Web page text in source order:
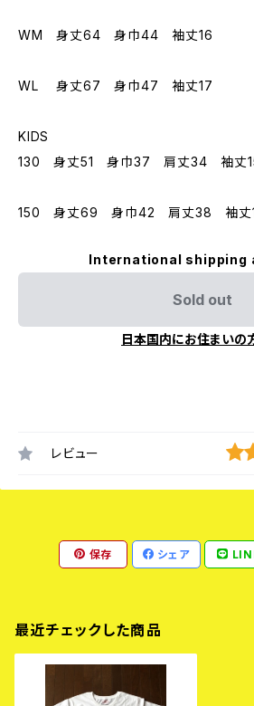
WM 身丈64 身巾44 袖丈16
WL 身丈67 身巾47 袖丈17
KIDS
130 身丈51 身巾37 肩丈34 袖丈
150 身丈69 身巾42 肩丈38 袖丈
International shipping
Sold out
日本国内にお住まいの
レビュー
保存 シェア
最近チェックした商品